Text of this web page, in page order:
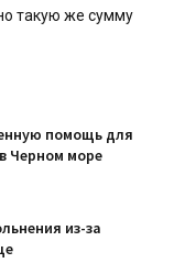
такую же сумму
помощь для
Черном море
из-за